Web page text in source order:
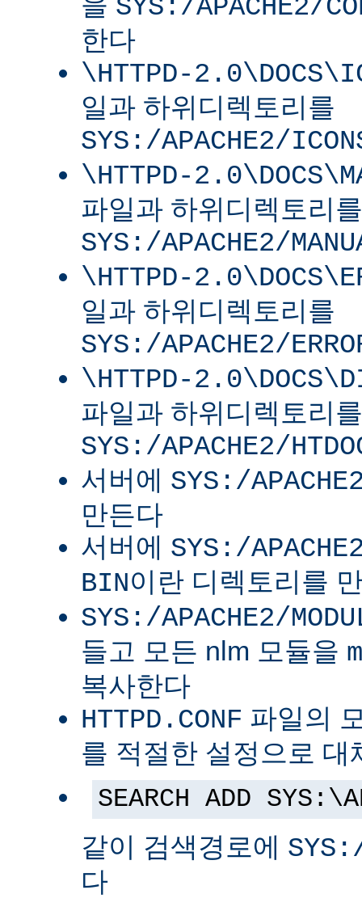
SYS:/APACHE2/
한다
\HTTPD-
일과 하위디렉토리를
SYS:/APACHE2/
\HTTPD-
파일과 하위디렉토리를
SYS:/APACHE2/
\HTTPD-
일과 하위디렉토리를
SYS:/APACHE2/
\HTTPD-
파일과 하위디렉토리를
SYS:/APACHE2/
서버에 SYS:/
만든다
서버에 SYS:/
BIN이란 디렉토리를
SYS:/APACHE2/
들고 모든 nlm 모듈을
복사한다
HTTPD.CONF 파일의
를 적절한 설정으로 대
SEARCH ADD
같이 검색경로에
다